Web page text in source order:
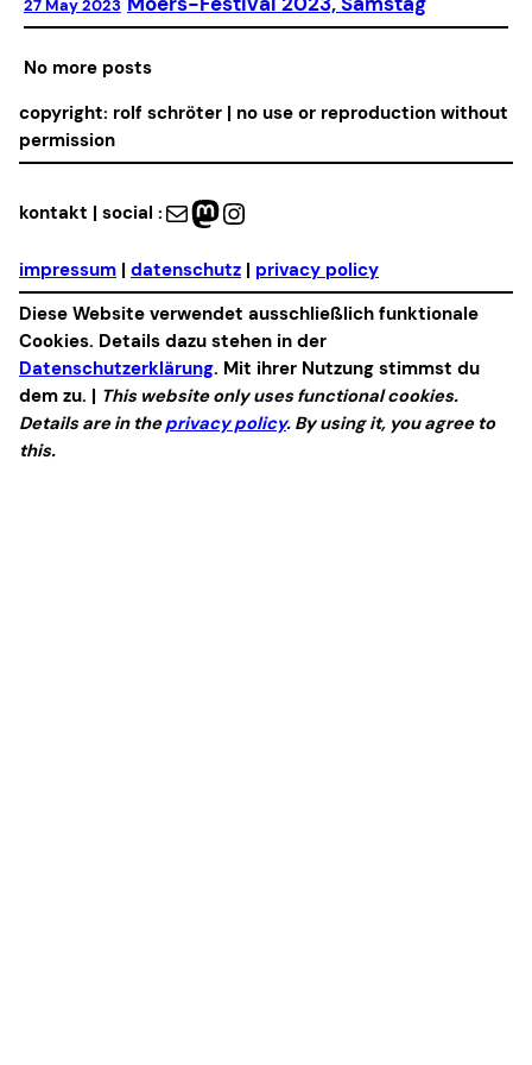
27 May 2023
No more posts
copyright: rolf schröter | no use or reproduction without
permission
kontakt | social : Mail Mastodon Instagram
impressum | datenschutz | privacy policy
Diese Website verwendet ausschließlich funktionale
Cookies. Details dazu stehen in der
Datenschutzerklärung. Mit ihrer Nutzung stimmst du
dem zu. | This website only uses functional cookies.
Details are in theprivacy policy. By using it, you agree to
this.